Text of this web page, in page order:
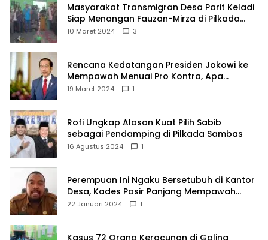
Masyarakat Transmigran Desa Parit Keladi
Siap Menangan Fauzan-Mirza di Pilkada
Kubu Raya
10 Maret 2024 3
Rencana Kedatangan Presiden Jokowi ke
Mempawah Menuai Pro Kontra, Apa
Sebabnya?
19 Maret 2024 1
Rofi Ungkap Alasan Kuat Pilih Sabib
sebagai Pendamping di Pilkada Sambas
16 Agustus 2024 1
Perempuan Ini Ngaku Bersetubuh di Kantor
Desa, Kades Pasir Panjang Mempawah
Membantah: Silakan Buktikan!
22 Januari 2024 1
Kasus 72 Orang Keracunan di Galing